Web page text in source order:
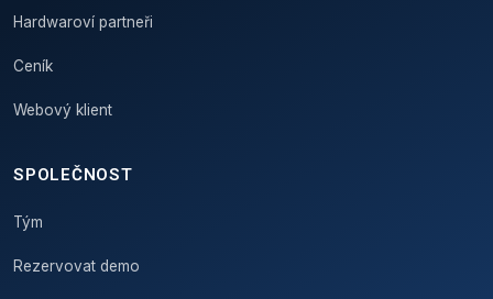
Hardwaroví partneři
Ceník
Webový klient
SPOLEČNOST
Tým
Rezervovat demo